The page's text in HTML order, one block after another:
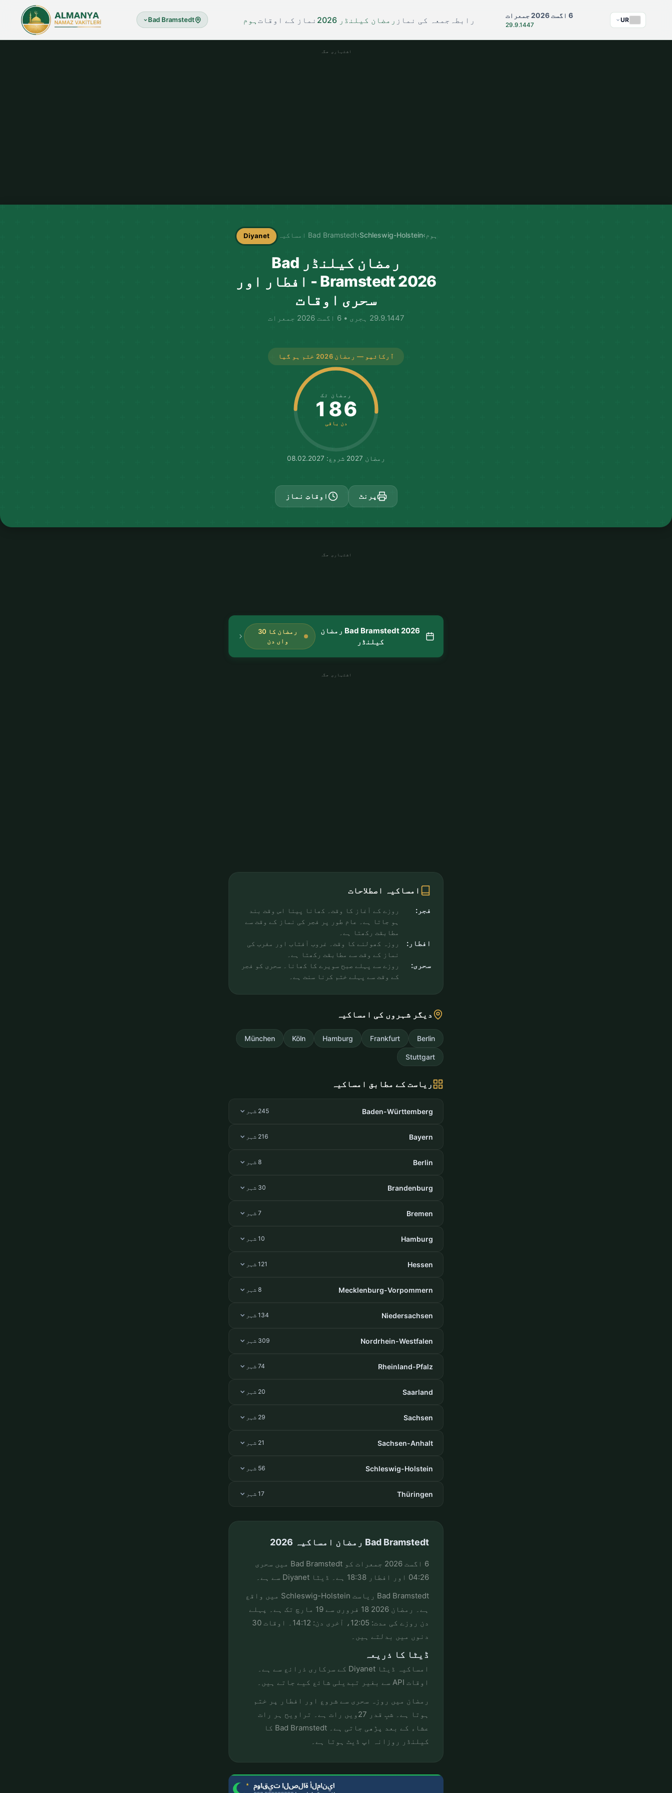
Bad Bramstedt ہوم نماز کے اوقات رمضان کیلنڈر 2026 جمعہ کی نماز رابطہ 6 اگست 2026 جمعرات
29.9.1447
UR
اشتہاری جگہ
ہوم›
Schleswig-Holstein
›Bad Bramstedt امساکیہ Diyanet
رمضان کیلنڈر Bad
Bramstedt 2026 - افطار اور
سحری اوقات
29.9.1447 ہجری • 6 اگست 2026 جمعرات
آرکائیو — رمضان 2026 ختم ہو گیا
رمضان تک
186
دن باقی
رمضان 2027 شروع: 08.02.2027
پرنٹ اوقاتِ نماز
اشتہاری جگہ
Bad Bramstedt 2026 رمضان
کیلنڈر
رمضان کا 30
واں دن
اشتہاری جگہ
امساکیہ اصطلاحات
فجر:
روزے کے آغاز کا وقت۔ کھانا پینا اس وقت بند
ہو جاتا ہے۔ عام طور پر فجر کی نماز کے وقت سے
مطابقت رکھتا ہے۔
افطار:
روزہ کھولنے کا وقت۔ غروب آفتاب اور مغرب کی
نماز کے وقت سے مطابقت رکھتا ہے۔
سحری:
روزے سے پہلے صبح سویرے کا کھانا۔ سحری کو فجر
کے وقت سے پہلے ختم کرنا سنت ہے۔
دیگر شہروں کی امساکیہ
Berlin
Frankfurt
Hamburg
Köln
München
Stuttgart
ریاست کے مطابق امساکیہ
Baden-Württemberg 245 شہر
Bayern 216 شہر
Berlin 8 شہر
Brandenburg 30 شہر
Bremen 7 شہر
Hamburg 10 شہر
Hessen 121 شہر
Mecklenburg-Vorpommern 8 شہر
Niedersachsen 134 شہر
Nordrhein-Westfalen 309 شہر
Rheinland-Pfalz 74 شہر
Saarland 20 شہر
Sachsen 29 شہر
Sachsen-Anhalt 21 شہر
Schleswig-Holstein 56 شہر
Thüringen 17 شہر
Bad Bramstedt رمضان امساکیہ 2026
6 اگست 2026 جمعرات کو Bad Bramstedt میں سحری
04:26 اور افطار 18:38 ہے۔ ڈیٹا Diyanet سے ہے۔
Bad Bramstedt ریاست Schleswig-Holstein میں واقع
ہے۔ رمضان 2026 18 فروری سے 19 مارچ تک ہے۔ پہلے
دن روزے کی مدت: 12:05، آخری دن: 14:12۔ اوقات 30
دنوں میں بدلتے ہیں۔
ڈیٹا کا ذریعہ
امساکیہ ڈیٹا Diyanet کے سرکاری ذرائع سے ہے۔
اوقات API سے بغیر تبدیلی شائع کیے جاتے ہیں۔
رمضان میں روزہ سحری سے شروع اور افطار پر ختم
ہوتا ہے۔ شبِ قدر 27ویں رات ہے۔ تراویح ہر رات
عشاء کے بعد پڑھی جاتی ہے۔ Bad Bramstedt کا
کیلنڈر روزانہ اپ ڈیٹ ہوتا ہے۔